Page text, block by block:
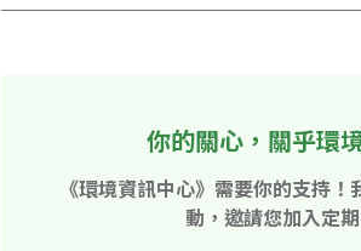
你的關心，關乎環
《環境資訊中心》需要你的支持
動，邀請您加入定